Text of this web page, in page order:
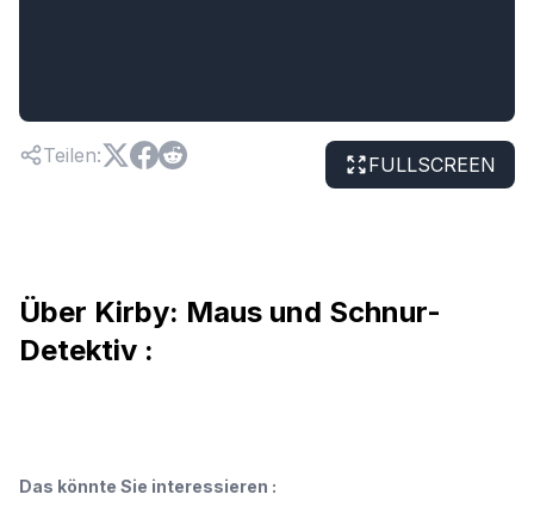
Teilen: FULLSCREEN
Über Kirby: Maus und Schnur-
Detektiv :
Das könnte Sie interessieren :